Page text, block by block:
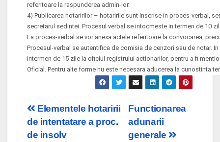
referitoare la raspunderea admin-lor.
4) Publicarea hotaririlor – hotaririle sunt inscrise in proces-verbal,
secretarul sedintei. Procesul verbal se intocmeste in termen de 10
La proces-verbal se vor anexa actele referitoare la convocarea,
Procesul-verbal se autentifica de comisia de cenzori sau de notar.
intermen de 15 zile la oficiul registrului actionarilor, pentru a fi
Oficial. Pentru alte forme nu este necesara aducerea la cunostinta
Post
navigation
Functionarea
adunarii
generale
Elementele hotaririi
de intentatare a proc.
de insolv